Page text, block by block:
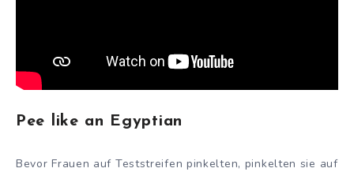
Pee like an Egyptian
Bevor Frauen auf Teststreifen pinkelten, pinkelten sie auf